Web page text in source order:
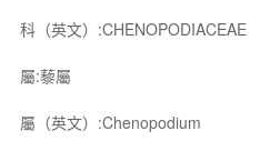
科（英文）:CHENOPODIACEAE
屬:藜屬
屬（英文）:Chenopodium